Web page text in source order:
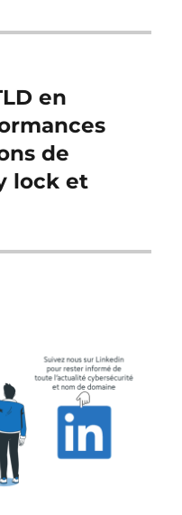
en
de
lock et